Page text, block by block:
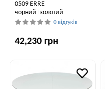
0509 ERRE
чорний+золотий
0 відгуків
42,230 грн